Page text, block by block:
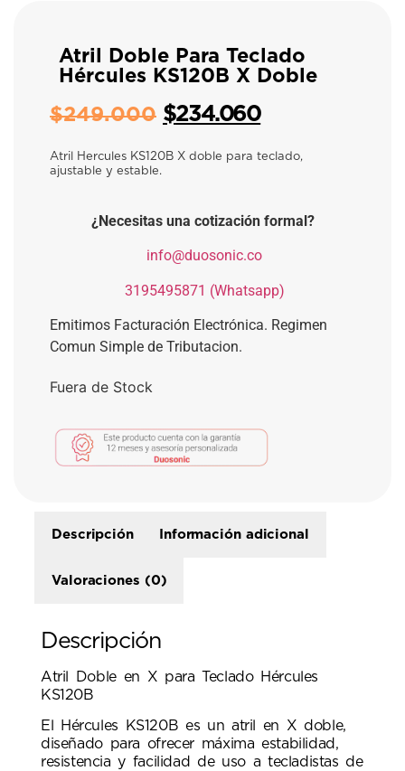
Atril Doble Para Teclado
Hércules KS120B X Doble
$249.000 $234.060
Atril Hercules KS120B X doble para teclado,
ajustable y estable.
¿Necesitas una cotización formal?
info@duosonic.co
3195495871 (Whatsapp)
Emitimos Facturación Electrónica. Regimen
Comun Simple de Tributacion.
Fuera de Stock
Descripción Información adicional
Valoraciones (0)
Descripción
Atril Doble en X para Teclado Hércules
KS120B
El Hércules KS120B es un atril en X doble,
diseñado para ofrecer máxima estabilidad,
resistencia y facilidad de uso a tecladistas de